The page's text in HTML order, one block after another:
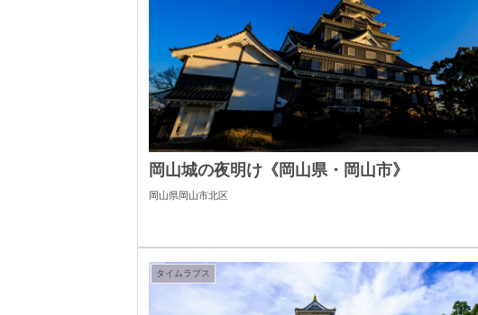
岡山城の夜明け《岡山県・岡山市》
岡山県岡山市北区
タイムラプス